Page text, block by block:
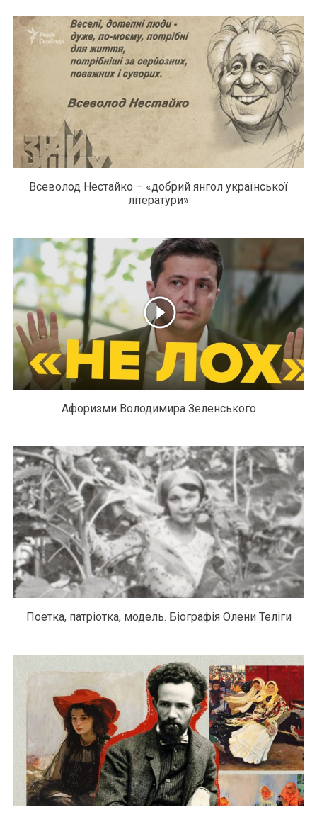
Всеволод Нестайко – «добрий янгол української
літератури»
Афоризми Володимира Зеленського
Поетка, патріотка, модель. Біографія Олени Теліги